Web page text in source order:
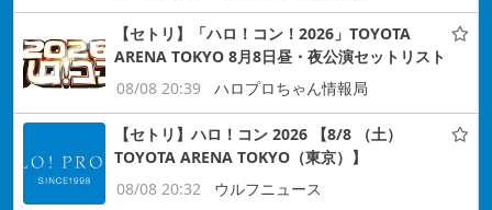
【セトリ】「ハロ！コン！2026」TOYOTA
ARENA TOKYO 8月8日昼・夜公演セットリスト
08/08 20:39
ハロプロちゃん情報局
【セトリ】ハロ！コン 2026 【8/8 （土）
TOYOTA ARENA TOKYO（東京）】
08/08 20:32
ウルフニュース